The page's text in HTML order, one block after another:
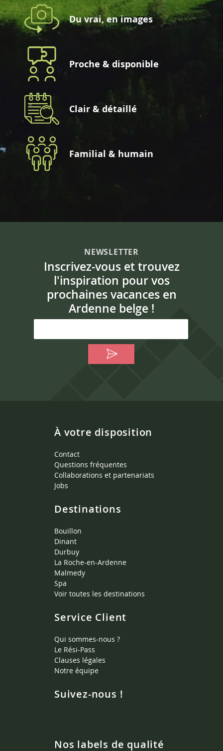
Du vrai, en images
Proche & disponible
Clair & détaillé
Familial & humain
NEWSLETTER
Inscrivez-vous et trouvez
l'inspiration pour vos
prochaines vacances en
Ardenne belge !
À votre disposition
Contact
Questions fréquentes
Collaborations et partenariats
Jobs
Destinations
Bouillon
Dinant
Durbuy
La Roche-en-Ardenne
Malmedy
Spa
Voir toutes les destinations
Service Client
Qui sommes-nous ?
Le Rési-Pass
Clauses légales
Notre équipe
Suivez-nous !
Nos labels de qualité